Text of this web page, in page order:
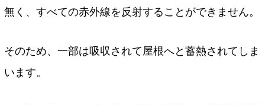
無く、すべての赤外線を反射することができません。
そのため、一部は吸収されて屋根へと蓄熱されてしま
います。